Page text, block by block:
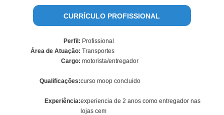
CURRÍCULO PROFISSIONAL
Perfil: Profissional
Área de Atuação: Transportes
Cargo: motorista/entregador
Qualificações:curso moop concluido
Experiência:experiencia de 2 anos como entregador nas
lojas cem